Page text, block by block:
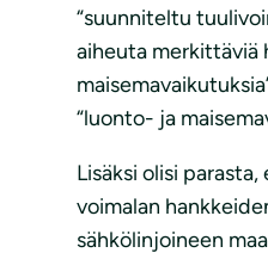
“suunniteltu
aiheuta merkittäviä
“luonto- ja
Lisäksi olisi
voimalan
sähkölinjoineen